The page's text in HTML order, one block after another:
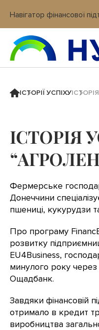
Навігатор фінансової
Вхід в кабінет IT
ІСТОРІЇ УСПІХУ
ІСТОРІЯ
Фермерське
Донеччини
пшениці, кукурудзи
Про програму
розвитку
EU4Business,
минулого року
Ощадбанк.
Завдяки фінансовій
отримало в кредит
виробництва